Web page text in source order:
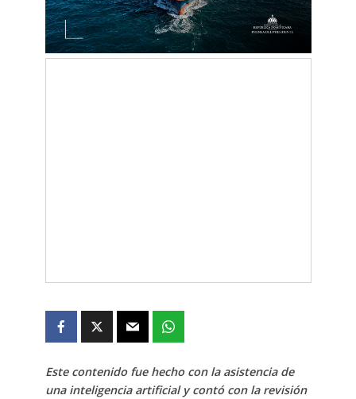
Este contenido fue hecho con la asistencia de
una inteligencia artificial y contó con la revisión